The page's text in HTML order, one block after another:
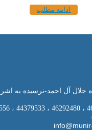
ادامه مطلب
آل احمد-نرسیده به اشرفی